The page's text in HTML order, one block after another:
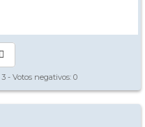
3 - Votos negativos: 0